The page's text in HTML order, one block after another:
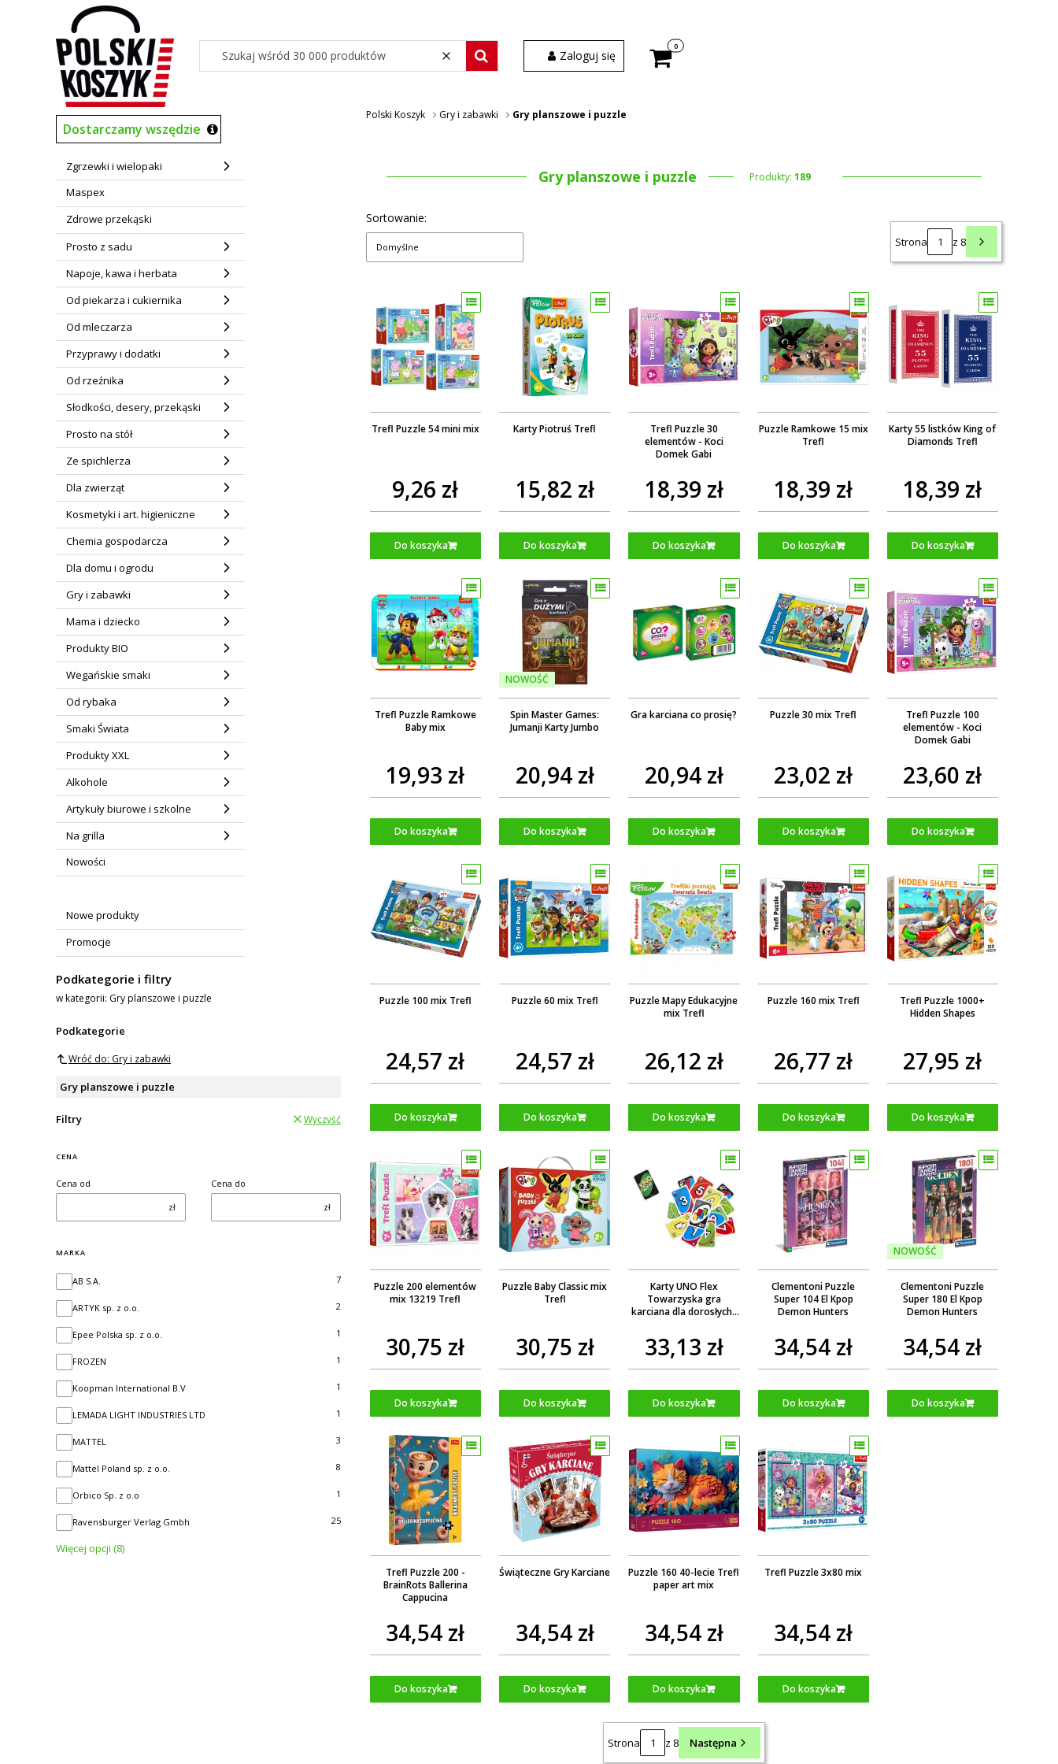
WyczyśćSzukaj wśród 30 000 produktów
Zaloguj się Produkty w koszyku: 0. Zobacz szczegóły
Dostarczamy wszędzie
Zgrzewki i wielopaki
Maspex
Zdrowe przekąski
Prosto z sadu
Napoje, kawa i herbata
Od piekarza i cukiernika
Od mleczarza
Przyprawy i dodatki
Od rzeźnika
Słodkości, desery, przekąski
Prosto na stół
Ze spichlerza
Dla zwierząt
Kosmetyki i art. higieniczne
Chemia gospodarcza
Dla domu i ogrodu
Gry i zabawki
Mama i dziecko
Produkty BIO
Wegańskie smaki
Od rybaka
Smaki Świata
Produkty XXL
Alkohole
Artykuły biurowe i szkolne
Na grilla
Nowości
Nowe produkty
Promocje
Podkategorie i filtry
w kategorii: Gry planszowe i puzzle
Podkategorie
Wróć do: Gry i zabawki
Gry planszowe i puzzle
Filtry Wyczyść
CENA
Cena od
zł
Cena do
zł
MARKA
MarkaAB S.A. 7
ARTYK sp. z o.o. 2
Epee Polska sp. z o.o. 1
FROZEN 1
Koopman International B.V 1
LEMADA LIGHT INDUSTRIES LTD 1
MATTEL 3
Mattel Poland sp. z o.o. 8
Orbico Sp. z o.o 1
Ravensburger Verlag Gmbh 25
Więcej opcji (8)
Polski Koszyk Gry i zabawki Gry planszowe i puzzle
Gry planszowe i puzzle Produkty: 189
Sortowanie:
Domyślne Strona z 8
Trefl Puzzle 54 mini mix
9,26 zł
Do koszyka
Karty Piotruś Trefl
15,82 zł
Do koszyka
Trefl Puzzle 30
elementów - Koci
Domek Gabi
18,39 zł
Do koszyka
Puzzle Ramkowe 15 mix
Trefl
18,39 zł
Do koszyka
Karty 55 listków King of
Diamonds Trefl
18,39 zł
Do koszyka
Trefl Puzzle Ramkowe
Baby mix
19,93 zł
Do koszyka
NOWOŚĆ
Spin Master Games:
Jumanji Karty Jumbo
20,94 zł
Do koszyka
Gra karciana co prosię?
20,94 zł
Do koszyka
Puzzle 30 mix Trefl
23,02 zł
Do koszyka
Trefl Puzzle 100
elementów - Koci
Domek Gabi
23,60 zł
Do koszyka
Puzzle 100 mix Trefl
24,57 zł
Do koszyka
Puzzle 60 mix Trefl
24,57 zł
Do koszyka
Puzzle Mapy Edukacyjne
mix Trefl
26,12 zł
Do koszyka
Puzzle 160 mix Trefl
26,77 zł
Do koszyka
Trefl Puzzle 1000+
Hidden Shapes
27,95 zł
Do koszyka
Puzzle 200 elementów
mix 13219 Trefl
30,75 zł
Do koszyka
Puzzle Baby Classic mix
Trefl
30,75 zł
Do koszyka
Karty UNO Flex
Towarzyska gra
karciana dla dorosłych i
33,13 zł
Do koszyka
Clementoni Puzzle
Super 104 El Kpop
Demon Hunters
34,54 zł
Do koszyka
NOWOŚĆ
Clementoni Puzzle
Super 180 El Kpop
Demon Hunters
34,54 zł
Do koszyka
Trefl Puzzle 200 -
BrainRots Ballerina
Cappucina
34,54 zł
Do koszyka
Świąteczne Gry Karciane
34,54 zł
Do koszyka
Puzzle 160 40-lecie Trefl
paper art mix
34,54 zł
Do koszyka
Trefl Puzzle 3x80 mix
34,54 zł
Do koszyka
Strona z 8 Następna